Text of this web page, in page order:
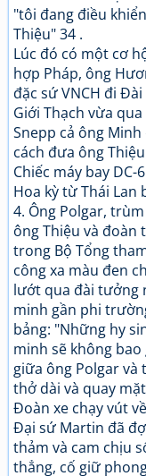
"tôi đang điều
Thiệu" 34 .
Lúc đó có một cơ
hợp Pháp, ông
đặc sứ VNCH đi
Giới Thạch vừa
Snepp cả ông
cách đưa ông
Chiếc máy bay
Hoa kỳ từ Thái Lan
4. Ông Polgar,
ông Thiệu và đoàn
trong Bộ Tổng
công xa màu đen
lướt qua đài tưởng
minh gần phi
bảng: "Những hy
minh sẽ không
giữa ông Polgar và
thở dài và quay
Đoàn xe chạy vút
Đại sứ Martin đã
thảm và cam chịu
thẳng, cố giữ